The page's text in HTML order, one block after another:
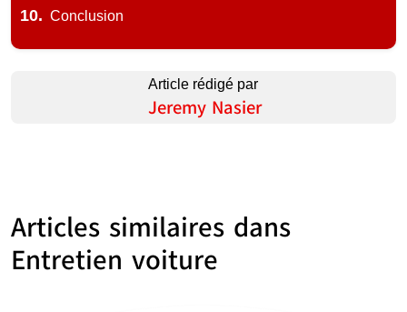
10. Conclusion
Article rédigé par
Jeremy Nasier
Articles similaires dans
Entretien voiture